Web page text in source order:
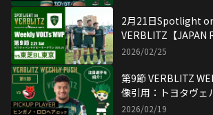
2月21日Spotlight
VERBLITZ【JAPAN
ONE】映像引用：ト
2026/02/25
第9節 VERBLITZ
像引用：トヨタヴェ
YouTubeチャンネル）
2026/02/19